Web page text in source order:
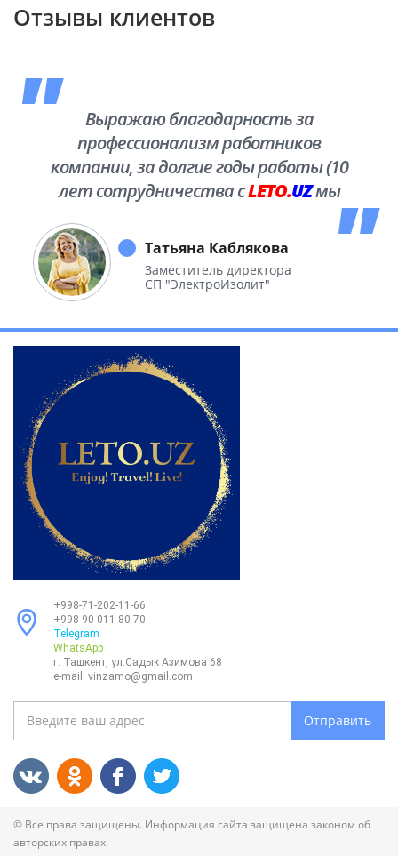
Отзывы клиентов
Выражаю благодарность за
профессионализм работников
компании, за долгие годы работы (10
лет сотрудничества сLETO.UZмы
необъятной Родины.
Татьяна Каблякова
Заместитель директора
СП "ЭлектроИзолит"
+998-71-202-11-66
+998-90-011-80-70
Telegram
WhatsApp
г. Ташкент, ул.Садык Азимова 68
e-mail: vinzamo@gmail.com
Отправить
© Все права защищены. Информация сайта защищена законом об
авторских правах.